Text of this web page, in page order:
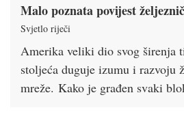
Malo poznata povijest
Svjetlo riječi
Amerika veliki dio svog širenja
stoljeća duguje izumu i razvoju
mreže. Kako je građen svaki